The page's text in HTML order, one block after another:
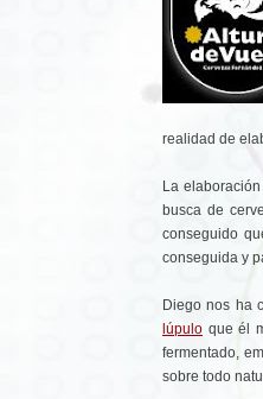
realidad de
La
busca de
conseguido
conseguida y
Diego nos ha
lúpulo que él
fermentado,
sobre todo